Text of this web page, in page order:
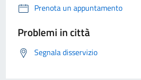
Prenota un appuntamento
Problemi in città
Segnala disservizio